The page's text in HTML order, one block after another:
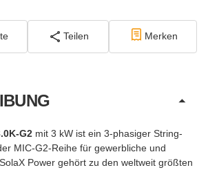
Teilen Merken
G2 mit 3 kW ist ein 3-phasiger String-
MIC-G2-Reihe für gewerbliche und
Power gehört zu den weltweit größten